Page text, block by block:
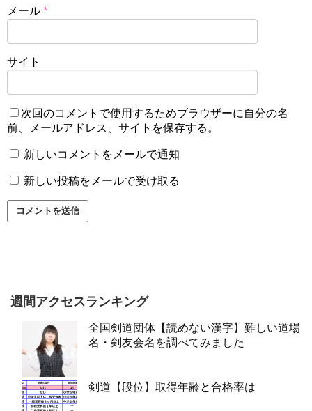
メール *
サイト
次回のコメントで使用するためブラウザーに自分の名
前、メールアドレス、サイトを保存する。
新しいコメントをメールで通知
新しい投稿をメールで受け取る
週間アクセスランキング
全国剣道団体【読めない漢字】難しい道場
名・剣友会名を調べてみました
剣道【段位】取得年齢と合格率は